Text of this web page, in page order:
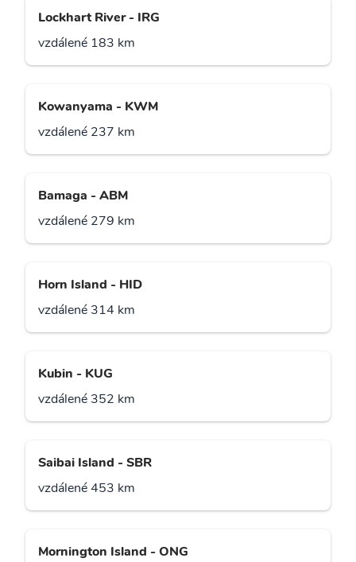
Lockhart River - IRG
vzdálené 183 km
Kowanyama - KWM
vzdálené 237 km
Bamaga - ABM
vzdálené 279 km
Horn Island - HID
vzdálené 314 km
Kubin - KUG
vzdálené 352 km
Saibai Island - SBR
vzdálené 453 km
Mornington Island - ONG